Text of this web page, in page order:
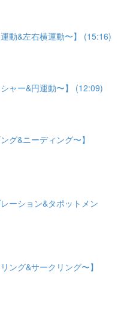
動&左右横運動〜】 (15:16)
ャー&円運動〜】 (12:09)
グ&ニーディング〜】
ーション&タポットメン
ング&サークリング〜】